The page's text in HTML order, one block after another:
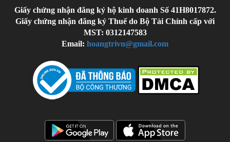
Giấy chứng nhận đăng ký hộ kinh doanh Số 41H8017872.
Giấy chứng nhận đăng ký Thuế do Bộ Tài Chính cấp với
MST: 0312147583
Email: hoangtrivn@gmail.com